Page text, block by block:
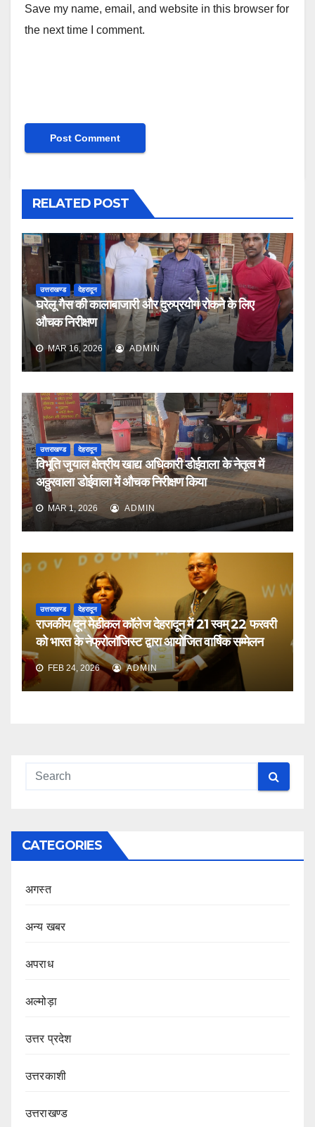
Save my name, email, and website in this browser for
the next time I comment.
RELATED POST
उत्तराखण्ड देहरादून
घरेलू गैस की कालाबाजारी और दुरुप्रयोग रोकने के लिए
औचक निरीक्षण
MAR 16, 2026 ADMIN
उत्तराखण्ड देहरादून
विभूति जुयाल क्षेत्रीय खाद्य अधिकारी डोईवाला के नेतृत्व में
अठ्ठुरवाला डोईवाला में औचक निरीक्षण किया
MAR 1, 2026 ADMIN
उत्तराखण्ड देहरादून
राजकीय दून मेडीकल कॉलेज देहरादून में 21 स्वम् 22 फरवरी
को भारत के नेफ्रोलॉजिस्ट द्वारा आयोजित वार्षिक सम्मेलन
FEB 24, 2026 ADMIN
CATEGORIES
अगस्त
अन्य खबर
अपराध
अल्मोड़ा
उत्तर प्रदेश
उत्तरकाशी
उत्तराखण्ड